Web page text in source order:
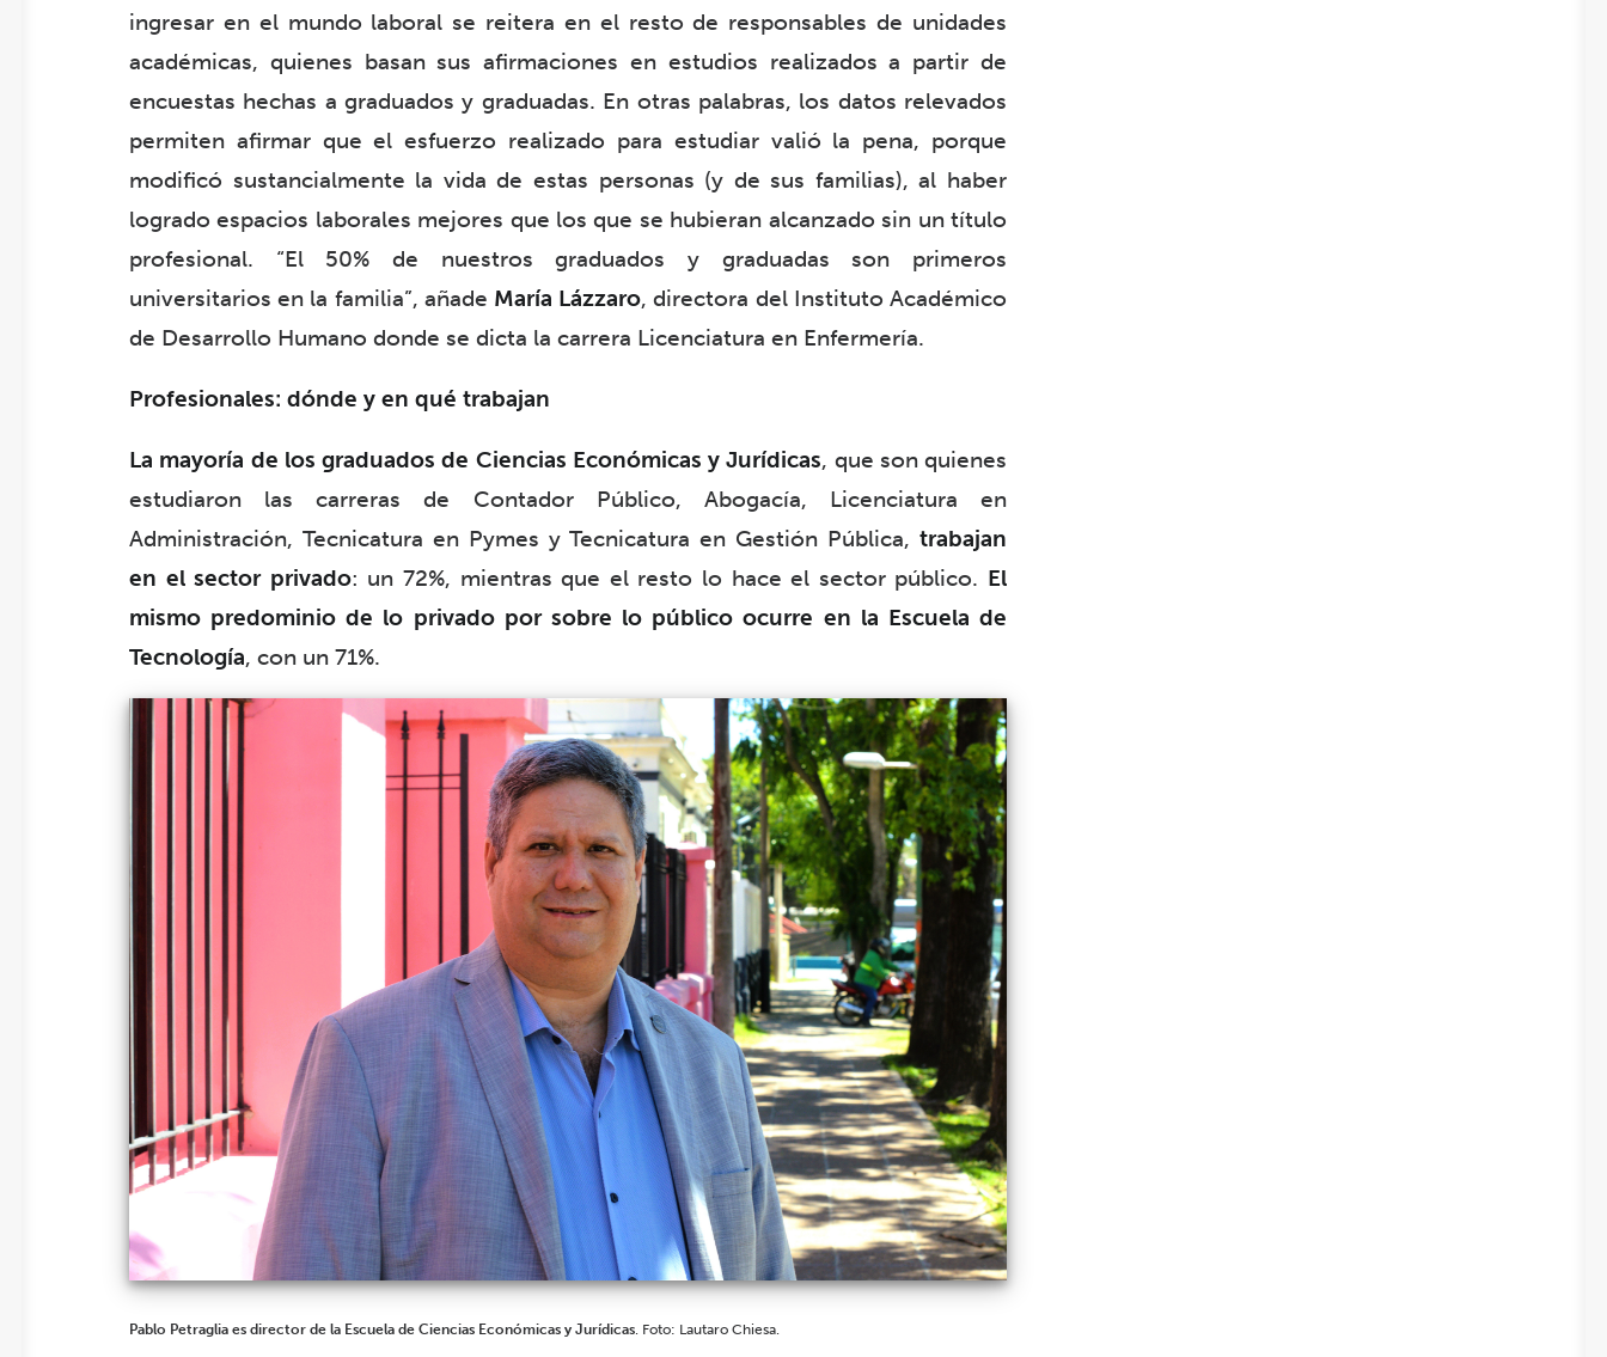
ingresar en el mundo laboral se reitera en el resto de responsables de unidades
académicas, quienes basan sus afirmaciones en estudios realizados a partir de
encuestas hechas a graduados y graduadas. En otras palabras, los datos relevados
permiten afirmar que el esfuerzo realizado para estudiar valió la pena, porque
modificó sustancialmente la vida de estas personas (y de sus familias), al haber
logrado espacios laborales mejores que los que se hubieran alcanzado sin un título
profesional. “El 50% de nuestros graduados y graduadas son primeros
universitarios en la familia”, añade María Lázzaro, directora del Instituto Académico
de Desarrollo Humano donde se dicta la carrera Licenciatura en Enfermería.
Profesionales: dónde y en qué trabajan
La mayoría de los graduados de Ciencias Económicas y Jurídicas, que son quienes
estudiaron las carreras de Contador Público, Abogacía, Licenciatura en
Administración, Tecnicatura en Pymes y Tecnicatura en Gestión Pública, trabajan
en el sector privado: un 72%, mientras que el resto lo hace el sector público. El
mismo predominio de lo privado por sobre lo público ocurre en la Escuela de
Tecnología, con un 71%.
Pablo Petraglia es director de la Escuela de Ciencias Económicas y Jurídicas . Foto: Lautaro Chiesa.